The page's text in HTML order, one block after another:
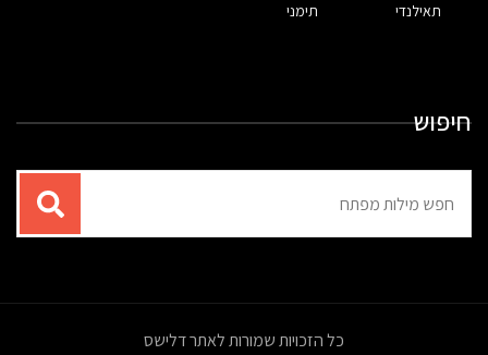
תאילנדי תימני
חיפוש
עבור
כל הזכויות שמורות לאתר דלישס